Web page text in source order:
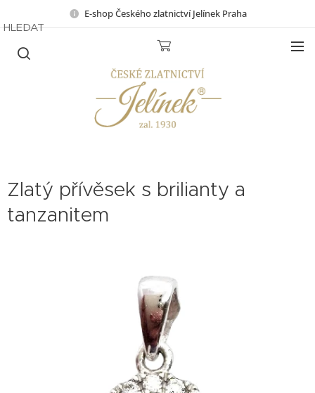
E-shop Českého zlatnictví Jelínek Praha
HLEDAT
Zlatý přívěsek s brilianty a
tanzanitem